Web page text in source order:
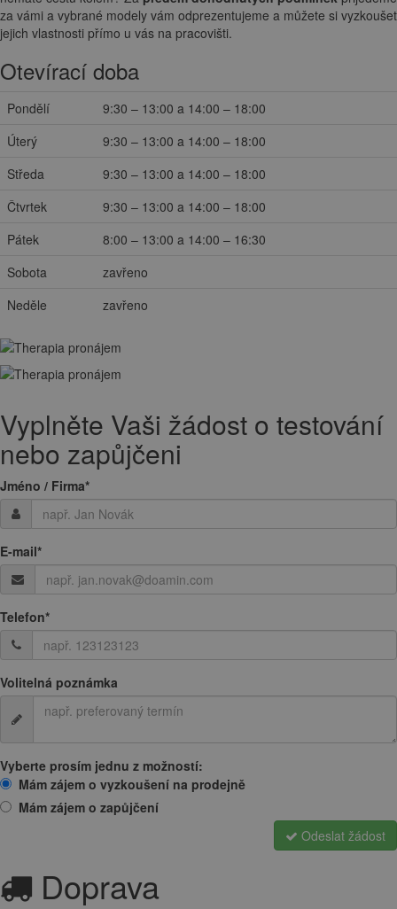
za vámi a vybrané modely vám odprezentujeme a můžete si vyzkoušet
jejich vlastnosti přímo u vás na pracovišti.
Otevírací doba
Pondělí
9:30 – 13:00 a 14:00 – 18:00
Úterý
9:30 – 13:00 a 14:00 – 18:00
Středa
9:30 – 13:00 a 14:00 – 18:00
Čtvrtek
9:30 – 13:00 a 14:00 – 18:00
Pátek
8:00 – 13:00 a 14:00 – 16:30
Sobota
zavřeno
Neděle
zavřeno
Vyplněte Vaši žádost o testování
nebo zapůjčeni
Jméno / Firma*
E-mail*
Telefon*
Volitelná poznámka
Vyberte prosím jednu z možností:
Mám zájem o vyzkoušení na prodejně
Mám zájem o zapůjčení
Odeslat žádost
Doprava